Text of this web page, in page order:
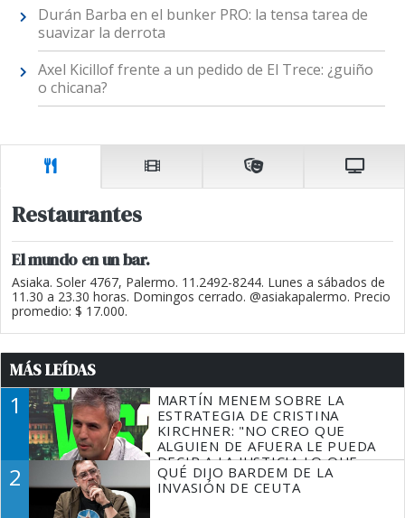
Durán Barba en el bunker PRO: la tensa tarea de
suavizar la derrota
Axel Kicillof frente a un pedido de El Trece: ¿guiño
o chicana?
Restaurantes
El mundo en un bar.
Asiaka. Soler 4767, Palermo. 11.2492-8244. Lunes a sábados de
11.30 a 23.30 horas. Domingos cerrado. @asiakapalermo. Precio
promedio: $ 17.000.
MÁS LEÍDAS
1
MARTÍN MENEM SOBRE LA
ESTRATEGIA DE CRISTINA
KIRCHNER: "NO CREO QUE
ALGUIEN DE AFUERA LE PUEDA
DECIR A LA JUSTICIA LO QUE
TIENE QUE HACER"
2
QUÉ DIJO BARDEM DE LA
INVASIÓN DE CEUTA